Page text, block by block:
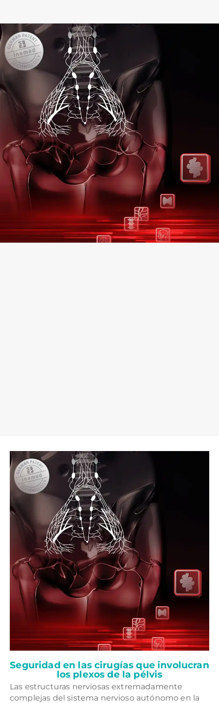
Seguridad en las cirugías que involucran
los plexos de la pélvis
Las estructuras nerviosas extremadamente
complejas del sistema nervioso autónomo en la